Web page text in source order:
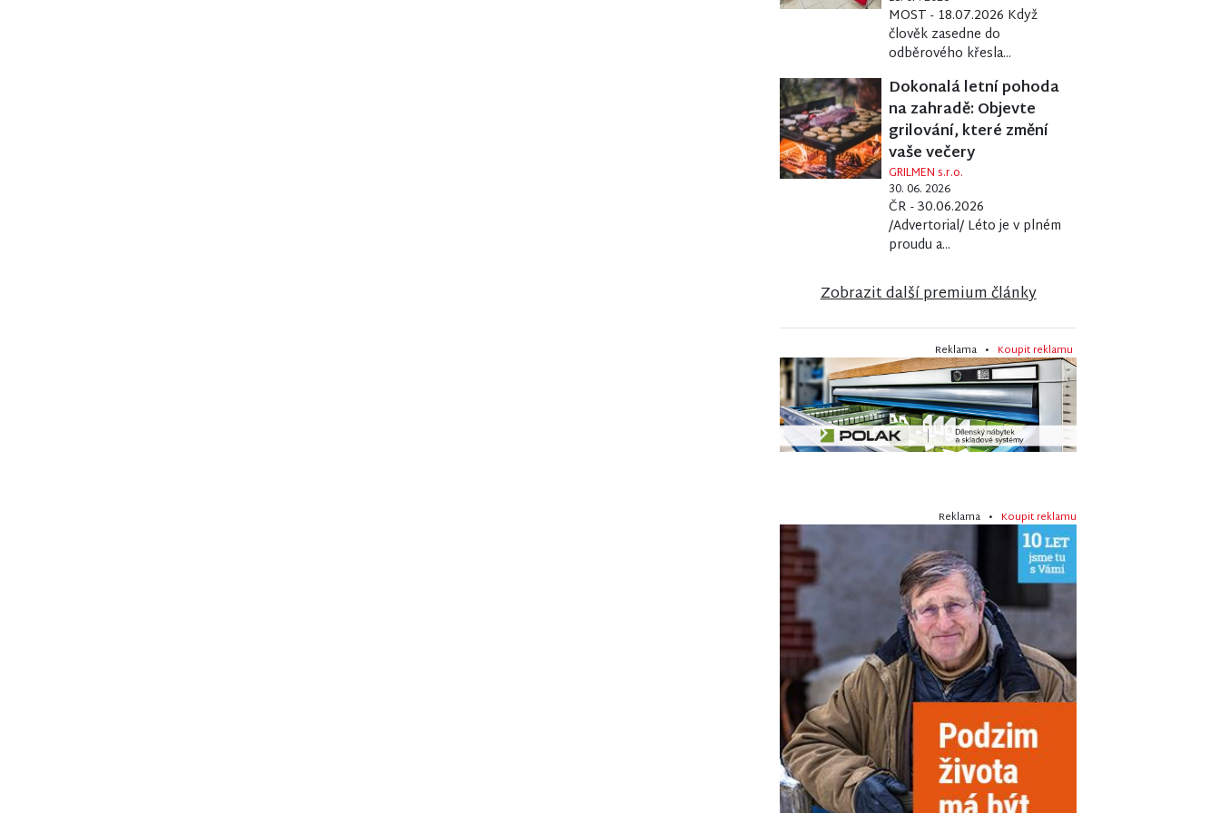
MOST - 18.07.2026 Když
člověk zasedne do
odběrového křesla...
Dokonalá letní pohoda
na zahradě: Objevte
grilování, které změní
vaše večery
GRILMEN s.r.o.
30. 06. 2026
ČR - 30.06.2026
/Advertorial/ Léto je v plném
proudu a...
Zobrazit další premium články
Reklama • Koupit reklamu
Reklama • Koupit reklamu